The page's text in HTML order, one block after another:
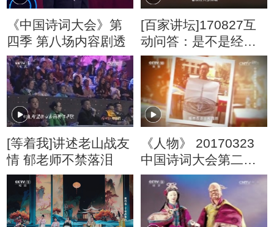
《中国诗词大会》第
四季 第八场内容剧透
[百家讲坛]170827互
动问答：是不是经过
进化人类变得越来越
帅
[等着我]讲述老山战友
情 郁老师不禁落泪
《人物》 20170323
中国诗词大会第二季
亚军 彭敏